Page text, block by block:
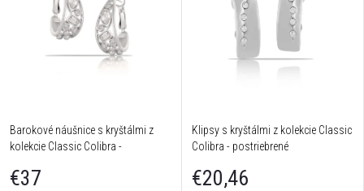
Barokové náušnice s kryštálmi z
kolekcie Classic Colibra -
€37
Klipsy s kryštálmi z kolekcie Classic
Colibra - postriebrené
€20,46